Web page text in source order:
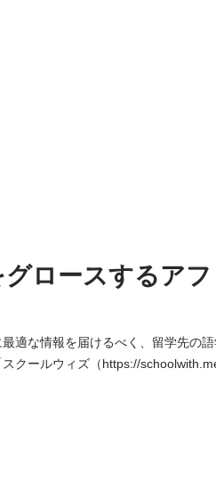
ロースするア
適な情報を届けるべく、留学先の
クールウィズ（https://